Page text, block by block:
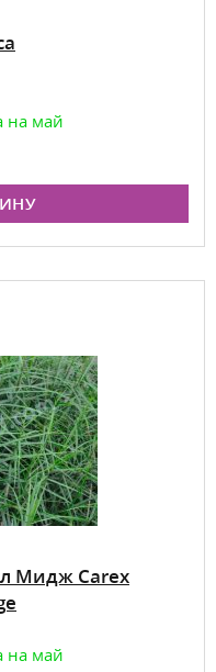
на май
Мидж Carex
на май